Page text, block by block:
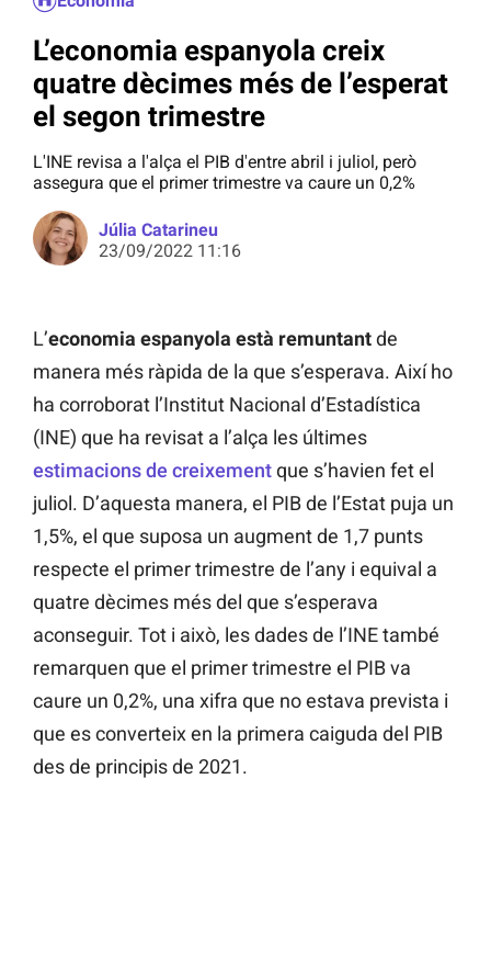
L’economia espanyola creix
quatre dècimes més de l’esperat
el segon trimestre
L'INE revisa a l'alça el PIB d'entre abril i juliol, però
assegura que el primer trimestre va caure un 0,2%
Júlia Catarineu
23/09/2022 11:16
L’economia espanyola està remuntantde
manera més ràpida de la que s’esperava. Així ho
ha corroborat l’Institut Nacional d’Estadística
(INE) que ha revisat a l’alça les últimes
estimacions de creixementque s’havien fet el
juliol. D’aquesta manera, el PIB de l’Estat puja un
1,5%, el que suposa un augment de 1,7 punts
respecte el primer trimestre de l’any i equival a
quatre dècimes més del que s’esperava
aconseguir. Tot i això, les dades de l’INE també
remarquen que el primer trimestre el PIB va
caure un 0,2%, una xifra que no estava prevista i
que es converteix en la primera caiguda del PIB
des de principis de 2021.